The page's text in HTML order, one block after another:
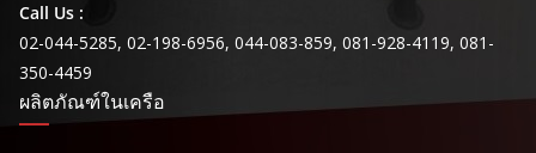
Call Us :
02-044-5285, 02-198-6956, 044-083-859, 081-928-4119, 081-
350-4459
ผลิตภัณฑ์ในเครือ